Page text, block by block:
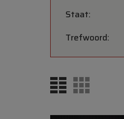
Staat:
Trefwoord: